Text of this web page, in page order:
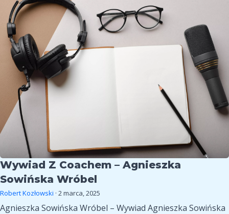
–
Anetą
Jurewicz
coachem
Agnieszka
Sowińska
Wróbel
Wywiad Z Coachem – Agnieszka
Sowińska Wróbel
Robert Kozłowski · 2 marca, 2025
Agnieszka Sowińska Wróbel – Wywiad Agnieszka Sowińska